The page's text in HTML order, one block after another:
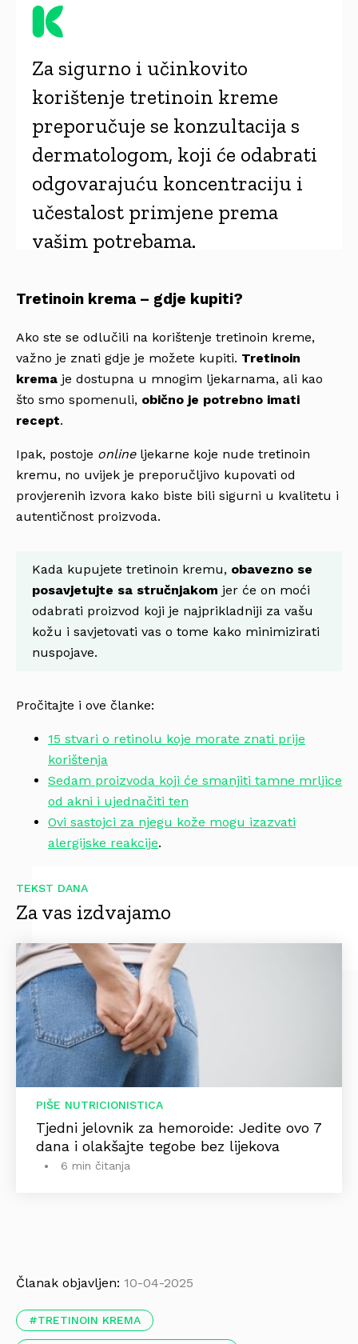
Za sigurno i učinkovito
korištenje tretinoin kreme
preporučuje se konzultacija s
dermatologom, koji će odabrati
odgovarajuću koncentraciju i
učestalost primjene prema
vašim potrebama.
Tretinoin krema – gdje kupiti?
Ako ste se odlučili na korištenje tretinoin kreme,
važno je znati gdje je možete kupiti. Tretinoin
krema je dostupna u mnogim ljekarnama, ali kao
što smo spomenuli, obično je potrebno imati
recept.
Ipak, postoje onlineljekarne koje nude tretinoin
kremu, no uvijek je preporučljivo kupovati od
provjerenih izvora kako biste bili sigurni u kvalitetu i
autentičnost proizvoda.
Kada kupujete tretinoin kremu, obavezno se
posavjetujte sa stručnjakom jer će on moći
odabrati proizvod koji je najprikladniji za vašu
kožu i savjetovati vas o tome kako minimizirati
nuspojave.
Pročitajte i ove članke:
15 stvari o retinolu koje morate znati prije
korištenja
Sedam proizvoda koji će smanjiti tamne mrljice
od akni i ujednačiti ten
Ovi sastojci za njegu kože mogu izazvati
alergijske reakcije.
TEKST DANA
Za vas izdvajamo
PIŠE NUTRICIONISTICA
Tjedni jelovnik za hemoroide: Jedite ovo 7
dana i olakšajte tegobe bez lijekova
6 min čitanja
Članak objavljen: 10-04-2025
TRETINOIN KREMA